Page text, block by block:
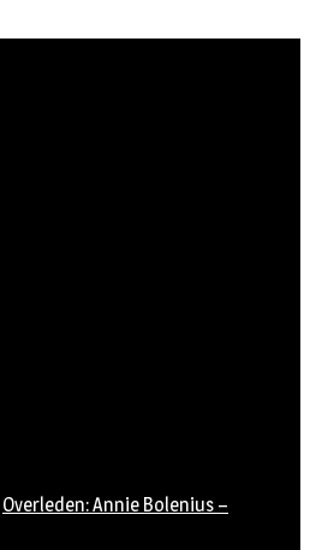
Overleden: Annie Bolenius –